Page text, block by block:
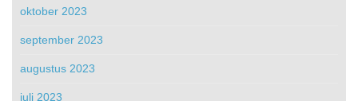
oktober 2023
september 2023
augustus 2023
juli 2023